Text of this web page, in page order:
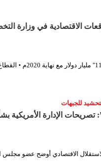
الاقتصادية في وزارة
• الخسائر التراكمية جراء العدوان والحصار تقدَّر
للجبهات
الإدارة الأمريكية
الاقتصادي أوضح عضو